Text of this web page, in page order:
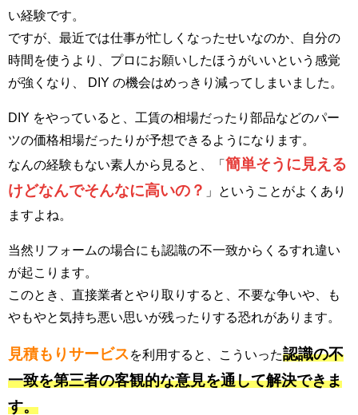
い経験です。
ですが、最近では仕事が忙しくなったせいなのか、自分の
時間を使うより、プロにお願いしたほうがいいという感覚
が強くなり、 DIY の機会はめっきり減ってしまいました。
DIY をやっていると、工賃の相場だったり部品などのパー
ツの価格相場だったりが予想できるようになります。
なんの経験もない素人から見ると、「 簡単そうに見える
けどなんでそんなに高いの？ 」ということがよくあり
ますよね。
当然リフォームの場合にも認識の不一致からくるすれ違い
が起こります。
このとき、直接業者とやり取りすると、不要な争いや、も
やもやと気持ち悪い思いが残ったりする恐れがあります。
見積もりサービス を利用すると、こういった認識の不
一致を第三者の客観的な意見を通して解決できま
す。